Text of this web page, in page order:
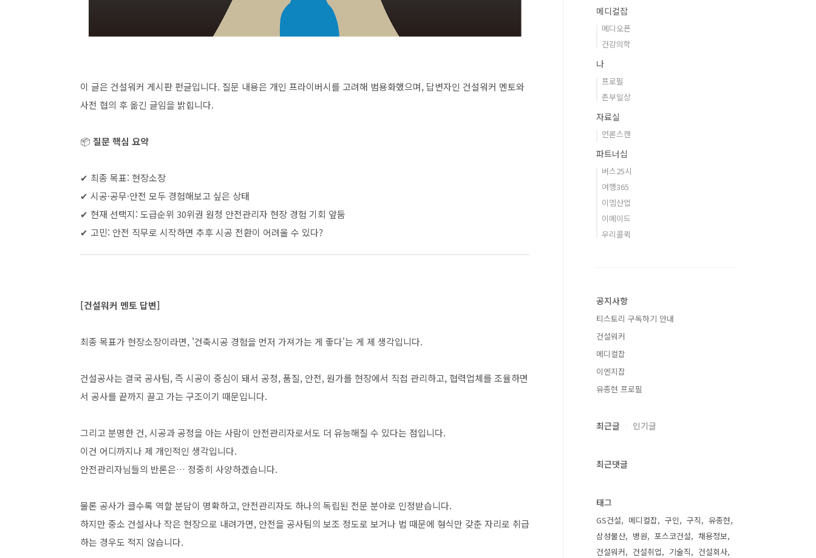
이 글은 건설워커 게시판 펀글입니다. 질문 내용은 개인 프라이버시를 고려해 범용화했으며, 답변자인 건설워커 멘토와
사전 협의 후 옮긴 글임을 밝힙니다.
📦 질문 핵심 요약
✔ 최종 목표: 현장소장
✔ 시공·공무·안전 모두 경험해보고 싶은 상태
✔ 현재 선택지: 도급순위 30위권 원청 안전관리자 현장 경험 기회 앞둠
✔ 고민: 안전 직무로 시작하면 추후 시공 전환이 어려울 수 있다?
[건설워커 멘토 답변]
최종 목표가 현장소장이라면, '건축시공 경험을 먼저 가져가는 게 좋다'는 게 제 생각입니다.
건설공사는 결국 공사팀, 즉 시공이 중심이 돼서 공정, 품질, 안전, 원가를 현장에서 직접 관리하고, 협력업체를 조율하면
서 공사를 끝까지 끌고 가는 구조이기 때문입니다.
그리고 분명한 건, 시공과 공정을 아는 사람이 안전관리자로서도 더 유능해질 수 있다는 점입니다.
이건 어디까지나 제 개인적인 생각입니다.
안전관리자님들의 반론은… 정중히 사양하겠습니다.
물론 공사가 클수록 역할 분담이 명확하고, 안전관리자도 하나의 독립된 전문 분야로 인정받습니다.
하지만 중소 건설사나 작은 현장으로 내려가면, 안전을 공사팀의 보조 정도로 보거나 법 때문에 형식만 갖춘 자리로 취급
하는 경우도 적지 않습니다.
메디컬잡
메디오픈
건강의학
나
프로필
촌부일상
자료실
언론스캔
파트너십
버스25시
여행365
이엠산업
이메이드
우리콜퀵
공지사항
티스토리 구독하기 안내
건설워커
메디컬잡
이엔지잡
유종현 프로필
최근글 인기글
최근댓글
태그
GS건설 메디컬잡 구인 구직
유종현
삼성물산
병원 포스코건설
채용정보
건설워커
건설취업 기술직
건설회사